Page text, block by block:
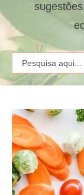
Search
for: